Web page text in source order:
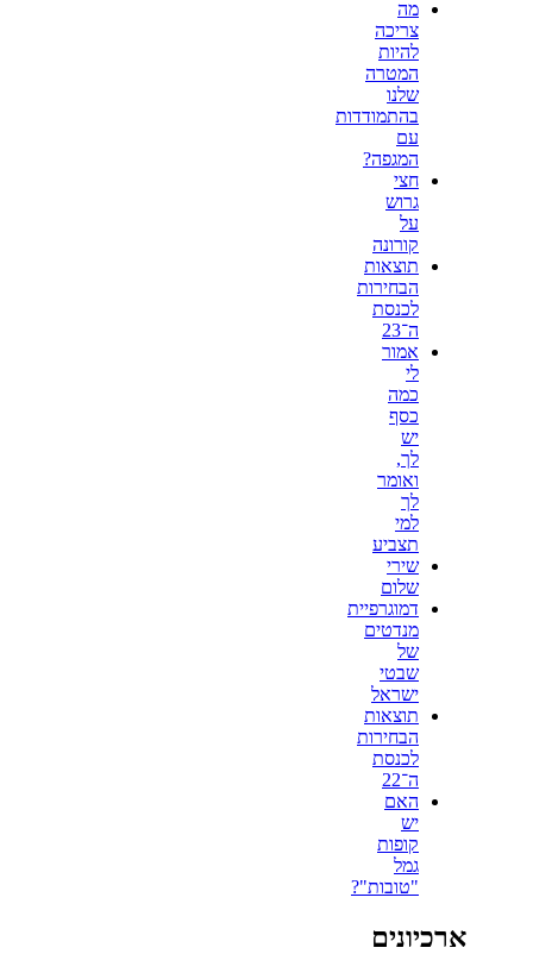
מה
צריכה
להיות
המטרה
שלנו
בהתמודדות
עם
המגפה?
חצי
גרוש
על
קורונה
תוצאות
הבחירות
לכנסת
ה־23
אמור
לי
כמה
כסף
יש
לך,
ואומר
לך
למי
תצביע
שירי
שלום
דמוגרפיית
מנדטים
של
שבטי
ישראל
תוצאות
הבחירות
לכנסת
ה־22
האם
יש
קופות
גמל
"טובות"?
ארכיונים